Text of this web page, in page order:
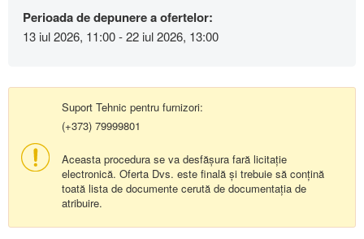
Perioada de depunere a ofertelor:
13 iul 2026, 11:00 - 22 iul 2026, 13:00
Suport Tehnic pentru furnizori:
(+373) 79999801
Aceasta procedura se va desfășura fară licitație
electronică. Oferta Dvs. este finală și trebuie să conțină
toată lista de documente cerută de documentația de
atribuire.